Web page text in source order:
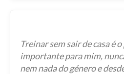
Treinar sem sair de casa é
importante para mim,
nem nada do género e